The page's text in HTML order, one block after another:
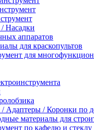
Насадки
аппаратов
для краскопультов
для
Адаптеры / Коронки по
материалы для
по кафелю и стеклу